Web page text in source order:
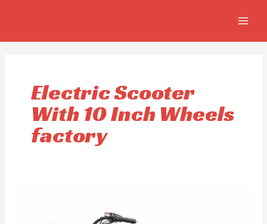
Electric Scooter
With 10 Inch Wheels
factory